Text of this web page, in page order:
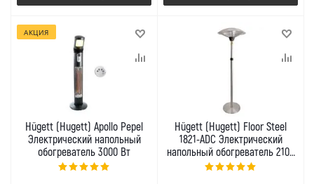
АКЦИЯ
Hügett (Hugett) Apollo Pepel
Электрический напольный
обогреватель 3000 Вт
Hügett (Hugett) Floor Steel
1821-ADC Электрический
напольный обогреватель 2100
Вт